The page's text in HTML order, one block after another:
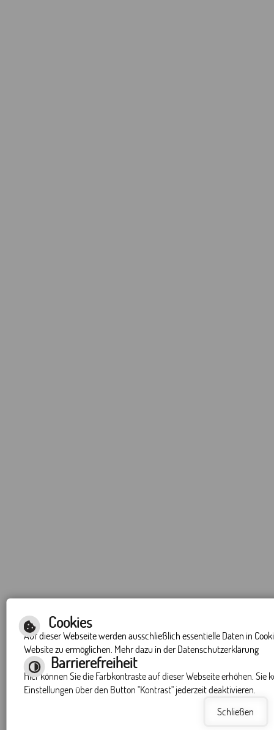
Cookies
Auf dieser Webseite werden ausschließlich essentielle Daten in
Website zu ermöglichen. Mehr dazu in der Datenschutzerklärung
Barrierefreiheit
Hier können Sie die Farbkontraste auf dieser Webseite erhöhen. Sie
Einstellungen über den Button "Kontrast" jederzeit deaktivieren.
Schließen